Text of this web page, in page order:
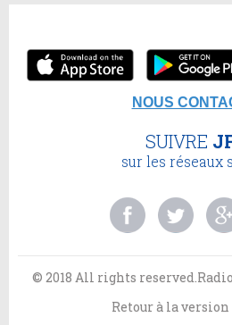
NOUS
SUIVRE
sur les réseaux
© 2018 All rights
Retour à la